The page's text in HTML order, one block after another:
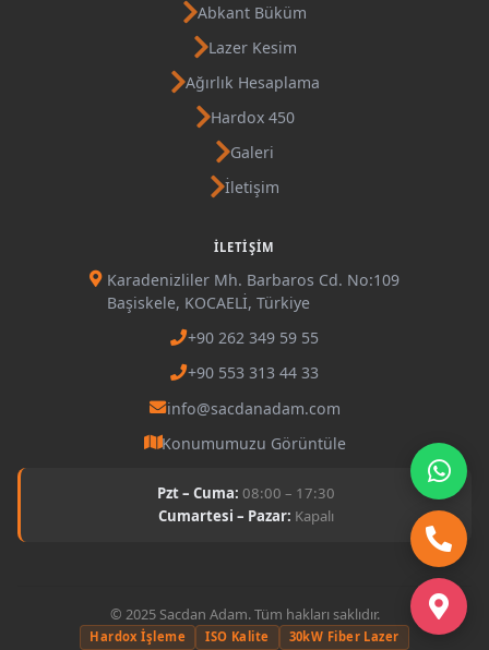
Abkant Büküm
Lazer Kesim
Ağırlık Hesaplama
Hardox 450
Galeri
İletişim
İLETIŞIM
Karadenizliler Mh. Barbaros Cd. No:109
Başiskele, KOCAELİ, Türkiye
+90 262 349 59 55
+90 553 313 44 33
info@sacdanadam.com
Konumumuzu Görüntüle
Pzt – Cuma: 08:00 – 17:30
Cumartesi – Pazar: Kapalı
© 2025 Sacdan Adam. Tüm hakları saklıdır.
Hardox İşleme ISO Kalite 30kW Fiber Lazer